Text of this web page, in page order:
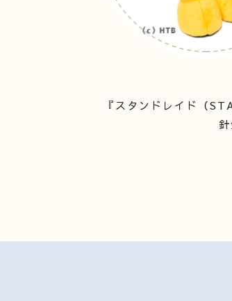
『スタンドレイド（